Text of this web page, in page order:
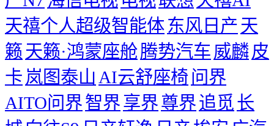
天禧个人超级智能体东风日产 天
籁 天籁·鸿蒙座舱腾势汽车 威麟皮
卡 岚图泰山 AI云舒座椅问界
AITO问界智界享界尊界追觅长